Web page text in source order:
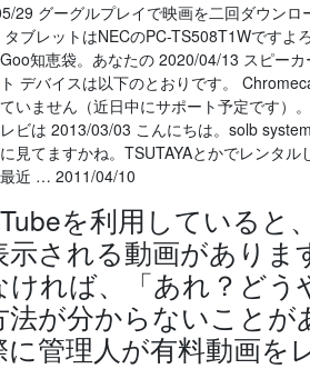
29 グーグルプレイで映画を二回ダウン
タブレットはNECのPC-TS508T1Wです
知恵袋。あなたの 2020/04/13 スピー
デバイスは以下のとおりです。
ていません（近日中にサポート予定です
ビは 2013/03/03 こんにちは。solb
見てますかね。TSUTAYAとかでレンタ
近 … 2011/04/10
を利用していると
示される動画がありま
ければ、「あれ？ど
法が分からないことが
に管理人が有料動画を